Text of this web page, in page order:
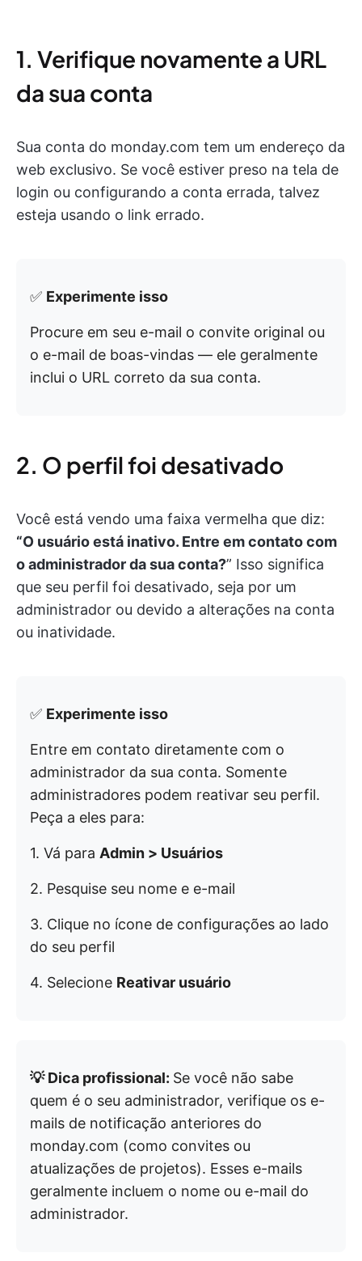
1. Verifique novamente a URL
da sua conta
Sua conta do monday.com tem um endereço da
web exclusivo. Se você estiver preso na tela de
login ou configurando a conta errada, talvez
esteja usando o link errado.
✅ Experimente isso
Procure em seu e-mail o convite original ou
o e-mail de boas-vindas — ele geralmente
inclui o URL correto da sua conta.
2. O perfil foi desativado
Você está vendo uma faixa vermelha que diz:
“O usuário está inativo. Entre em contato com
o administrador da sua conta?” Isso significa
que seu perfil foi desativado, seja por um
administrador ou devido a alterações na conta
ou inatividade.
✅ Experimente isso
Entre em contato diretamente com o
administrador da sua conta. Somente
administradores podem reativar seu perfil.
Peça a eles para:
1. Vá para Admin > Usuários
2. Pesquise seu nome e e-mail
3. Clique no ícone de configurações ao lado
do seu perfil
4. Selecione Reativar usuário
💡 Dica profissional: Se você não sabe
quem é o seu administrador, verifique os e-
mails de notificação anteriores do
monday.com (como convites ou
atualizações de projetos). Esses e-mails
geralmente incluem o nome ou e-mail do
administrador.